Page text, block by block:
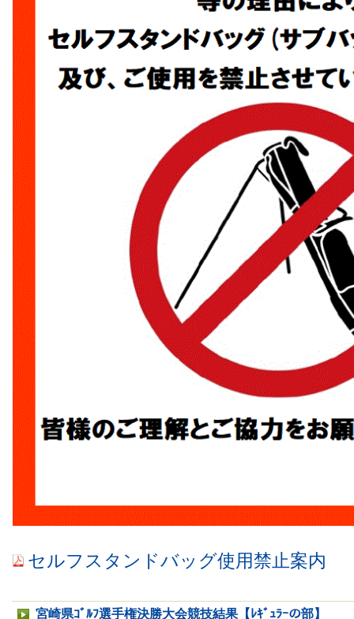
セルフスタンドバッグ使用禁止案内
宮崎県ｺﾞﾙﾌ選手権決勝大会競技結果【ﾚｷﾞｭﾗｰの部】